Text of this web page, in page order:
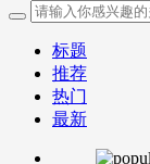
标题
推荐
热门
最新